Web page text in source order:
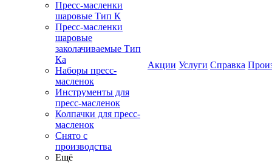
Пресс-масленки
шаровые Тип К
Пресс-масленки
шаровые
заколачиваемые Тип
Кa
Наборы пресс-
масленок
Инструменты для
пресс-масленок
Колпачки для пресс-
масленок
Снято с
производства
Ещё
Акции Услуги Справка